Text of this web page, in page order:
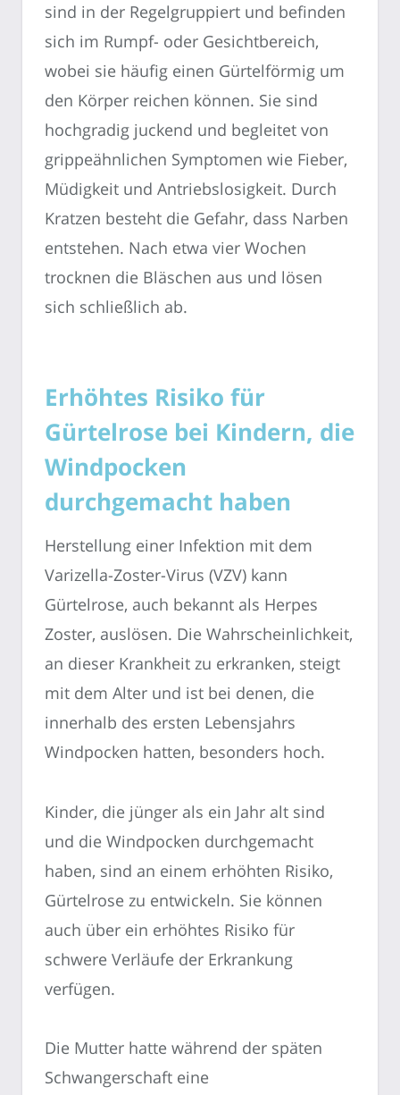
sind in der Regelgruppiert und befinden
sich im Rumpf- oder Gesichtbereich,
wobei sie häufig einen Gürtelförmig um
den Körper reichen können. Sie sind
hochgradig juckend und begleitet von
grippeähnlichen Symptomen wie Fieber,
Müdigkeit und Antriebslosigkeit. Durch
Kratzen besteht die Gefahr, dass Narben
entstehen. Nach etwa vier Wochen
trocknen die Bläschen aus und lösen
sich schließlich ab.
Erhöhtes Risiko für
Gürtelrose bei Kindern, die
Windpocken
durchgemacht haben
Herstellung einer Infektion mit dem
Varizella-Zoster-Virus (VZV) kann
Gürtelrose, auch bekannt als Herpes
Zoster, auslösen. Die Wahrscheinlichkeit,
an dieser Krankheit zu erkranken, steigt
mit dem Alter und ist bei denen, die
innerhalb des ersten Lebensjahrs
Windpocken hatten, besonders hoch.
Kinder, die jünger als ein Jahr alt sind
und die Windpocken durchgemacht
haben, sind an einem erhöhten Risiko,
Gürtelrose zu entwickeln. Sie können
auch über ein erhöhtes Risiko für
schwere Verläufe der Erkrankung
verfügen.
Die Mutter hatte während der späten
Schwangerschaft eine